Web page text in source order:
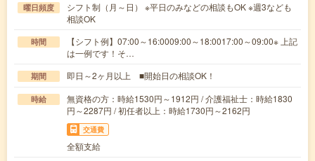
曜日頻度
シフト制（月～日） ※平日のみなどの相談もOK ※週3なども
相談OK
時間
【シフト例】07:00～16:0009:00～18:0017:00～09:00※ 上記
は一例です！そ…
期間 即日～2ヶ月以上 ■開始日の相談OK！
時給
無資格の方：時給1530円～1912円 / 介護福祉士：時給1830
円～2287円 / 初任者以上：時給1730円～2162円
交通費
全額支給